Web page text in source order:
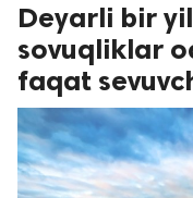
Deyarli bir
sovuqliklar
faqat